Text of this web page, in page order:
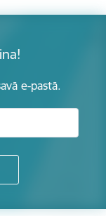
e-pastā.